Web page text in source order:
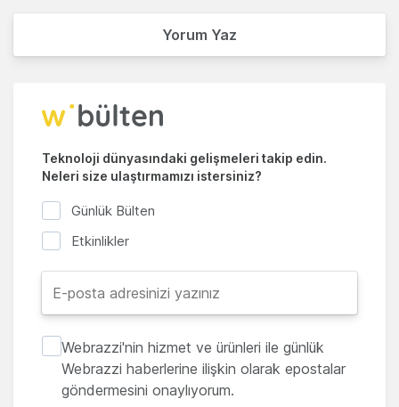
Yorum Yaz
Teknoloji dünyasındaki gelişmeleri takip edin.
Neleri size ulaştırmamızı istersiniz?
Günlük Bülten
Etkinlikler
Webrazzi'nin hizmet ve ürünleri ile günlük
Webrazzi haberlerine ilişkin olarak epostalar
göndermesini onaylıyorum.